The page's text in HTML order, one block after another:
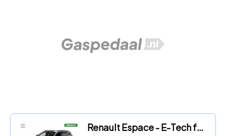
Renault Espace - E-Tech full hybrid 200 esprit Alpine 7p. | Pack advanced dri